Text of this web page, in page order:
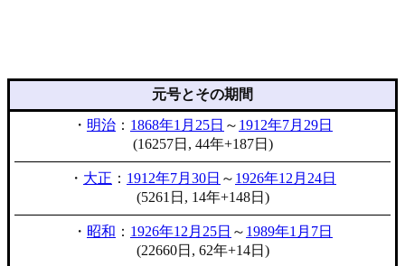
元号とその期間
・ 明治 ： 1868年1月25日 ～ 1912年7月29日
(16257日, 44年+187日)
・ 大正 ： 1912年7月30日 ～ 1926年12月24日
(5261日, 14年+148日)
・ 昭和 ： 1926年12月25日 ～ 1989年1月7日
(22660日, 62年+14日)